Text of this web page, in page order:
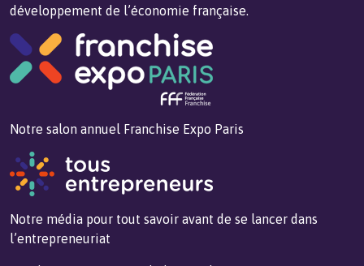
développement de l’économie française.
Notre salon annuel Franchise Expo Paris
Notre média pour tout savoir avant de se lancer dans
l’entrepreneuriat